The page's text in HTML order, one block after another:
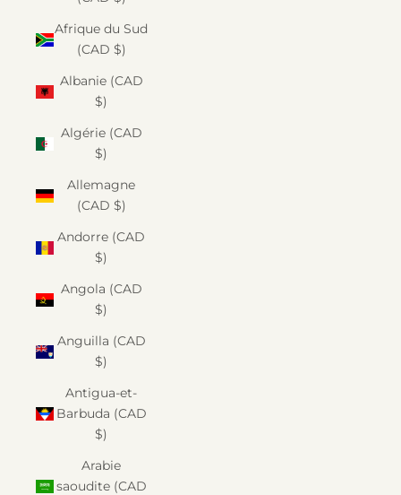
Afrique du Sud
(CAD $)
Albanie (CAD
$)
Algérie (CAD
$)
Allemagne
(CAD $)
Andorre (CAD
$)
Angola (CAD
$)
Anguilla (CAD
$)
Antigua-et-
Barbuda (CAD
$)
Arabie
saoudite (CAD